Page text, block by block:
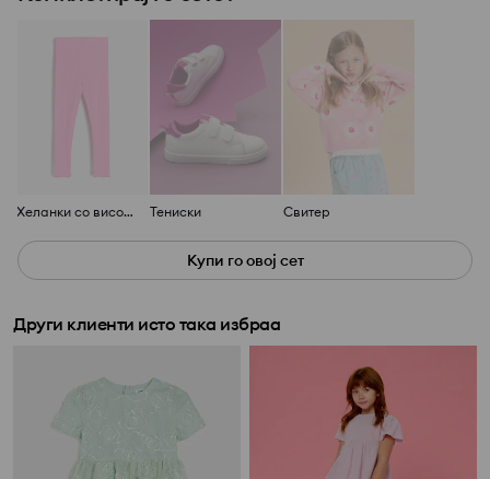
Хеланки со висок струк Тениски Свитер
Купи го овој сет
Други клиенти исто така избраа